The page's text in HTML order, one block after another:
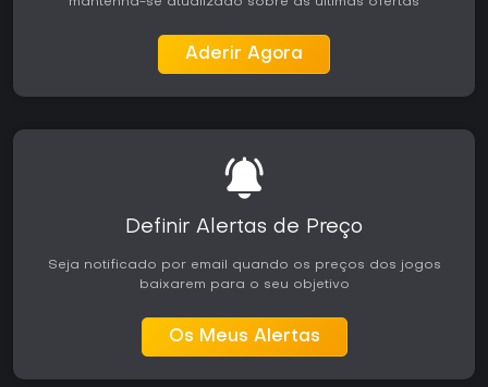
Aderir Agora
Definir Alertas de Preço
Seja notificado por email quando os preços dos jogos
baixarem para o seu objetivo
Os Meus Alertas